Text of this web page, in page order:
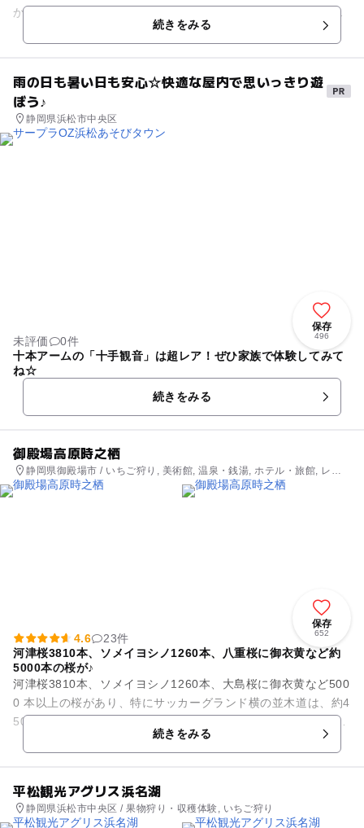
かわいいデザインで、ワクワクします。子どもから車椅子の高
齢者まで誰でも快適にいち...続きをみる
雨の日も暑い日も安心☆快適な屋内で思いっきり遊
ぼう♪
静岡県浜松市中央区
保存
496
未評価
0件
十本アームの「十手観音」は超レア！ぜひ家族で体験してみて
ね☆
続きをみる
御殿場高原時之栖
静岡県御殿場市 / いちご狩り, 美術館, 温泉・銭湯, ホテル・旅館, レス
トラン・カフェ
保存
652
4.6
23件
河津桜3810本、ソメイヨシノ1260本、八重桜に御衣黄など約
5000本の桜が♪
河津桜3810本、ソメイヨシノ1260本、大島桜に御衣黄など500
0 本以上の桜があり、特にサッカーグランド横の並木道は、約4
50ｍのソメイヨシノの【桜のトンネル】となり、人気スポット
続きをみる
平松観光アグリス浜名湖
静岡県浜松市中央区 / 果物狩り・収穫体験, いちご狩り